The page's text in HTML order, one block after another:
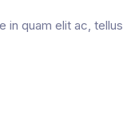
in quam elit ac,